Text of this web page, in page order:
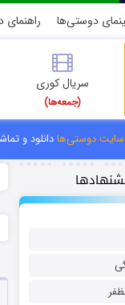
دوستی‌ها راهنمای
سریال کوری
(جمعه‌ها)
دوستی‌هادانلود و